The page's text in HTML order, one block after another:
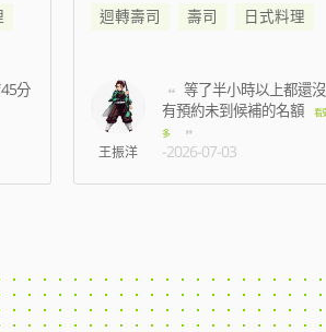
沒
迴轉壽司
壽司 日式料理
C人
準備結帳時候蟑螂跑到
身上，2名店員只是默
看更
多
-2026-07-15